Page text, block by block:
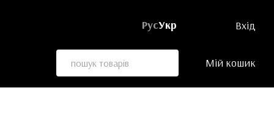
РусУкр Вхід
Мій кошик